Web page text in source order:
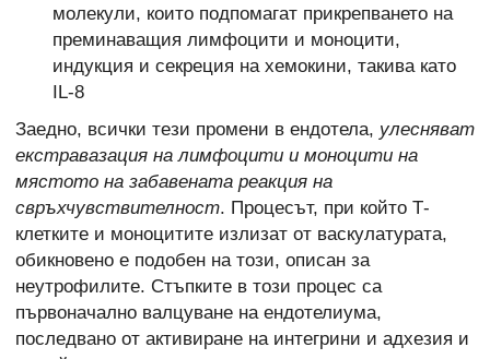
молекули, които подпомагат прикрепването на
преминаващия лимфоцити и моноцити,
индукция и секреция на хемокини, такива като
IL-8
Заедно, всички тези промени в ендотела, улесняват
екстравазация на лимфоцити и моноцити на
мястото на забавената реакция на
свръхчувствителност. Процесът, при който Т-
клетките и моноцитите излизат от васкулатурата,
обикновено е подобен на този, описан за
неутрофилите. Стъпките в този процес са
първоначално валцуване на ендотелиума,
последвано от активиране на интегрини и адхезия и